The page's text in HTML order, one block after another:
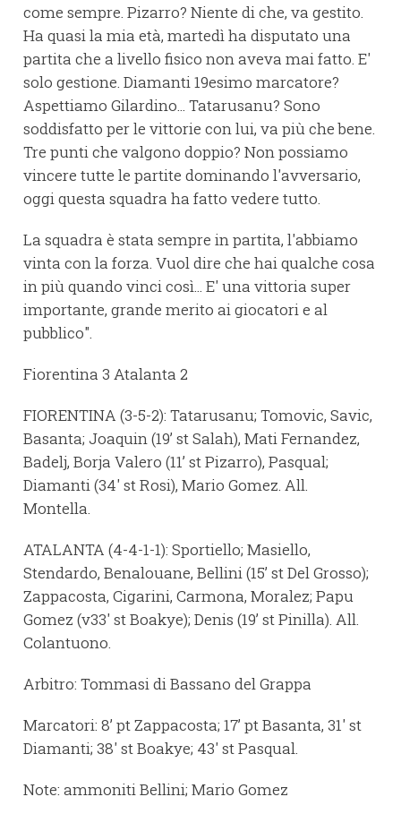
come sempre. Pizarro? Niente di che, va gestito.
Ha quasi la mia età, martedì ha disputato una
partita che a livello fisico non aveva mai fatto. E'
solo gestione. Diamanti 19esimo marcatore?
Aspettiamo Gilardino... Tatarusanu? Sono
soddisfatto per le vittorie con lui, va più che bene.
Tre punti che valgono doppio? Non possiamo
vincere tutte le partite dominando l'avversario,
oggi questa squadra ha fatto vedere tutto.
La squadra è stata sempre in partita, l'abbiamo
vinta con la forza. Vuol dire che hai qualche cosa
in più quando vinci così... E' una vittoria super
importante, grande merito ai giocatori e al
pubblico".
Fiorentina 3 Atalanta 2
FIORENTINA (3-5-2): Tatarusanu; Tomovic, Savic,
Basanta; Joaquin (19’ st Salah), Mati Fernandez,
Badelj, Borja Valero (11’ st Pizarro), Pasqual;
Diamanti (34' st Rosi), Mario Gomez. All.
Montella.
ATALANTA (4-4-1-1): Sportiello; Masiello,
Stendardo, Benalouane, Bellini (15’ st Del Grosso);
Zappacosta, Cigarini, Carmona, Moralez; Papu
Gomez (v33' st Boakye); Denis (19’ st Pinilla). All.
Colantuono.
Arbitro: Tommasi di Bassano del Grappa
Marcatori: 8’ pt Zappacosta; 17’ pt Basanta, 31' st
Diamanti; 38' st Boakye; 43' st Pasqual.
Note: ammoniti Bellini; Mario Gomez